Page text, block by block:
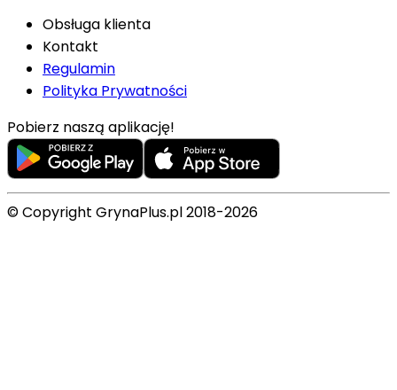
Obsługa klienta
Kontakt
Regulamin
Polityka Prywatności
Pobierz naszą aplikację!
© Copyright GrynaPlus.pl 2018-2026